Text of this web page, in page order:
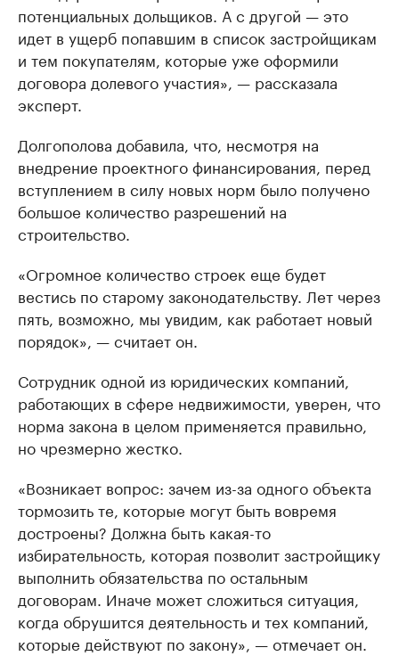
потенциальных дольщиков. А с другой — это
идет в ущерб попавшим в список застройщикам
и тем покупателям, которые уже оформили
договора долевого участия», — рассказала
эксперт.
Долгополова добавила, что, несмотря на
внедрение проектного финансирования, перед
вступлением в силу новых норм было получено
большое количество разрешений на
строительство.
«Огромное количество строек еще будет
вестись по старому законодательству. Лет через
пять, возможно, мы увидим, как работает новый
порядок», — считает он.
Сотрудник одной из юридических компаний,
работающих в сфере недвижимости, уверен, что
норма закона в целом применяется правильно,
но чрезмерно жестко.
«Возникает вопрос: зачем из-за одного объекта
тормозить те, которые могут быть вовремя
достроены? Должна быть какая-то
избирательность, которая позволит застройщику
выполнить обязательства по остальным
договорам. Иначе может сложиться ситуация,
когда обрушится деятельность и тех компаний,
которые действуют по закону», — отмечает он.